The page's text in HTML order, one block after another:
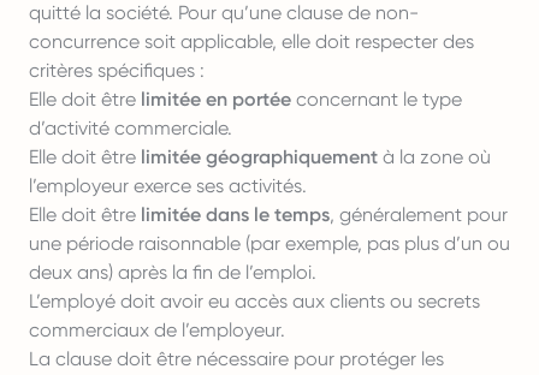
quitté la société. Pour qu’une clause de non-
concurrence soit applicable, elle doit respecter des
critères spécifiques :
Elle doit être limitée en portée concernant le type
d’activité commerciale.
Elle doit être limitée géographiquement à la zone où
l’employeur exerce ses activités.
Elle doit être limitée dans le temps, généralement pour
une période raisonnable (par exemple, pas plus d’un ou
deux ans) après la fin de l’emploi.
L’employé doit avoir eu accès aux clients ou secrets
commerciaux de l’employeur.
La clause doit être nécessaire pour protéger les